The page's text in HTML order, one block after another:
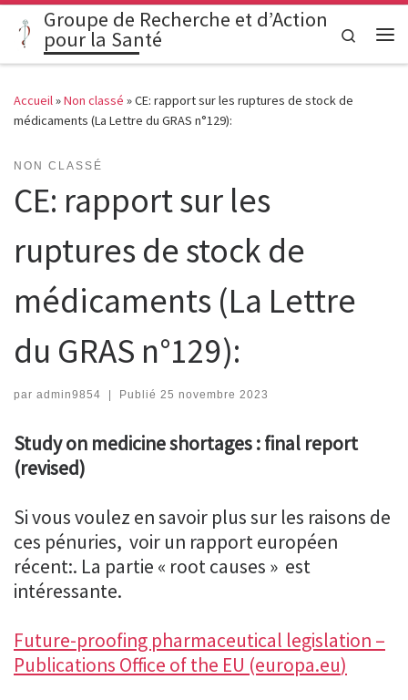
Passer au contenu
Groupe de Recherche et d’Action
pour la Santé
Search
Accueil»Non classé »CE: rapport sur les ruptures de stock de
médicaments (La Lettre du GRAS n°129):
NON CLASSÉ
CE: rapport sur les
ruptures de stock de
médicaments (La Lettre
du GRAS n°129):
par admin9854 Publié 25 novembre 2023
Study on medicine shortages : final report
(revised)
Si vous voulez en savoir plus sur les raisons de
ces pénuries, voir un rapport européen
récent:. La partie « root causes » est
intéressante.
Future-proofing pharmaceutical legislation –
Publications Office of the EU (europa.eu)